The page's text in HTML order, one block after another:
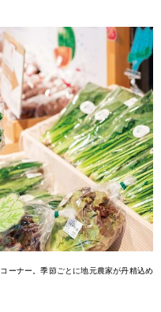
ーナー。季節ごとに地元農家が丹精込め